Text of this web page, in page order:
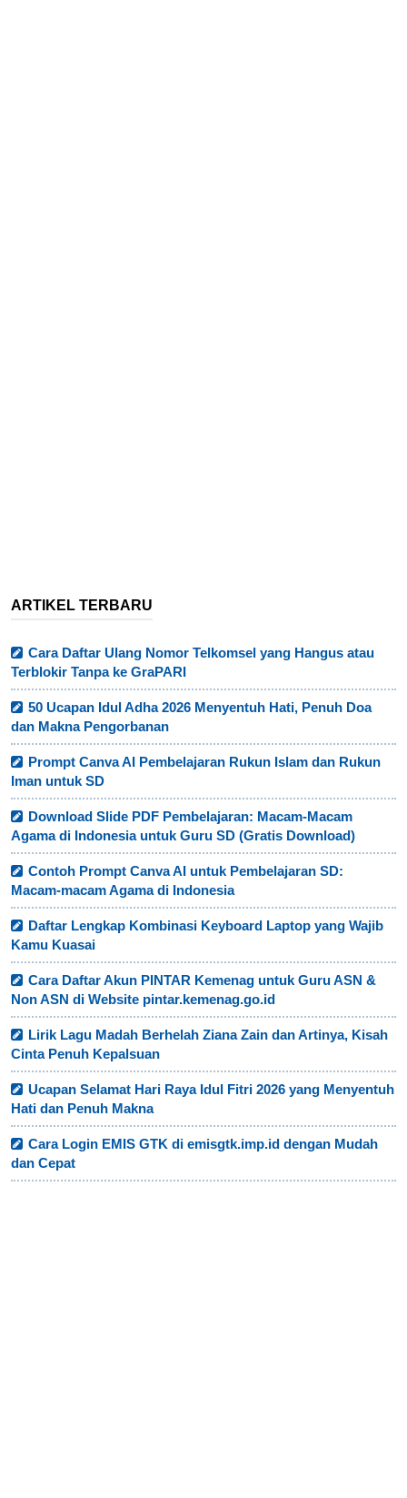
ARTIKEL TERBARU
Cara Daftar Ulang Nomor Telkomsel yang Hangus atau
Terblokir Tanpa ke GraPARI
50 Ucapan Idul Adha 2026 Menyentuh Hati, Penuh Doa
dan Makna Pengorbanan
Prompt Canva AI Pembelajaran Rukun Islam dan Rukun
Iman untuk SD
Download Slide PDF Pembelajaran: Macam-Macam
Agama di Indonesia untuk Guru SD (Gratis Download)
Contoh Prompt Canva AI untuk Pembelajaran SD:
Macam-macam Agama di Indonesia
Daftar Lengkap Kombinasi Keyboard Laptop yang Wajib
Kamu Kuasai
Cara Daftar Akun PINTAR Kemenag untuk Guru ASN &
Non ASN di Website pintar.kemenag.go.id
Lirik Lagu Madah Berhelah Ziana Zain dan Artinya, Kisah
Cinta Penuh Kepalsuan
Ucapan Selamat Hari Raya Idul Fitri 2026 yang Menyentuh
Hati dan Penuh Makna
Cara Login EMIS GTK di emisgtk.imp.id dengan Mudah
dan Cepat